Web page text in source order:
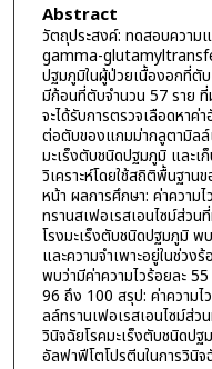
Abstract
วัตถุประสงค์: ทดสอบควา
gamma-
ปฐมภูมิในผู้ป่วยเนื้องอกที่ตั
มีก้อนที่ตับจำนวน 57 ราย
จะได้รับการตรวจเลือดหาค่
ต่อตับของแกมม่ากลูตามิลล์
มะเร็งตับชนิดปฐมภูมิ และเ
วิเคราะห์โดยใช้สถิติพื้นฐาน
หน้า ผลการศึกษา: ค่าความ
ทรานสเฟอเรสเอนไซม์ส่วน
โรงมะเร็งตับชนิดปฐมภูมิ พ
และความจำเพาะอยู่ในช่ว
พบว่ามีค่าความไวร้อยละ
96 ถึง 100 สรุป: ค่าความไ
ลล์ทรานเฟอเรสเอนไซม์ส่ว
วินิจฉัยโรคมะเร็งตับชนิดปฐ
อัลฟาฟีโตโปรตีนในการวินิ